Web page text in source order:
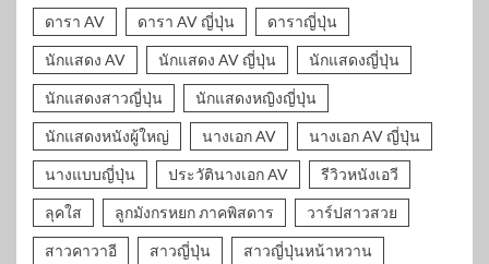
ดารา AV ดารา AV ญี่ปุ่น ดาราญี่ปุ่น
นักแสดง AV นักแสดง AV ญี่ปุ่น นักแสดงญี่ปุ่น
นักแสดงสาวญี่ปุ่น นักแสดงหญิงญี่ปุ่น
นักแสดงหนังผู้ใหญ่ นางเอก AV นางเอก AV ญี่ปุ่น
นางแบบญี่ปุ่น ประวัตินางเอก AV รีวิวหนังเอวี
ลุคใส ลูกมังกรหยก ภาคพิสดาร วาร์ปสาวสวย
สาวคาวาอี สาวญี่ปุ่น สาวญี่ปุ่นหน้าหวาน